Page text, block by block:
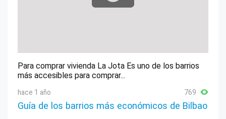
Para comprar vivienda La Jota Es uno de los barrios
más accesibles para comprar...
hace 1 año 769
Guía de los barrios más económicos de Bilbao